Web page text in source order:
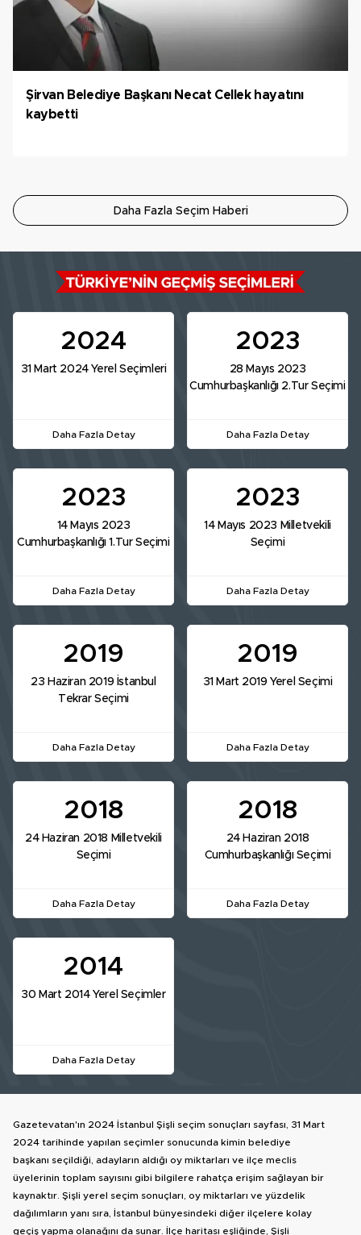
Şirvan Belediye Başkanı Necat Cellek hayatını
kaybetti
Daha Fazla Seçim Haberi
2024
31 Mart 2024 Yerel Seçimleri
Daha Fazla Detay
2023
28 Mayıs 2023
Cumhurbaşkanlığı 2.Tur Seçimi
Daha Fazla Detay
2023
14 Mayıs 2023
Cumhurbaşkanlığı 1.Tur Seçimi
Daha Fazla Detay
2023
14 Mayıs 2023 Milletvekili
Seçimi
Daha Fazla Detay
2019
23 Haziran 2019 İstanbul
Tekrar Seçimi
Daha Fazla Detay
2019
31 Mart 2019 Yerel Seçimi
Daha Fazla Detay
2018
24 Haziran 2018 Milletvekili
Seçimi
Daha Fazla Detay
2018
24 Haziran 2018
Cumhurbaşkanlığı Seçimi
Daha Fazla Detay
2014
30 Mart 2014 Yerel Seçimler
Daha Fazla Detay
Gazetevatan'ın 2024 İstanbul Şişli seçim sonuçları sayfası, 31 Mart
2024 tarihinde yapılan seçimler sonucunda kimin belediye
başkanı seçildiği, adayların aldığı oy miktarları ve ilçe meclis
üyelerinin toplam sayısını gibi bilgilere rahatça erişim sağlayan bir
kaynaktır. Şişli yerel seçim sonuçları, oy miktarları ve yüzdelik
dağılımların yanı sıra, İstanbul bünyesindeki diğer ilçelere kolay
geçiş yapma olanağını da sunar. İlçe haritası eşliğinde, Şişli